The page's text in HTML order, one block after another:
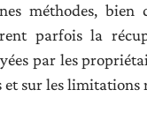
méthodes,
parfois la
par les
et sur les limitations